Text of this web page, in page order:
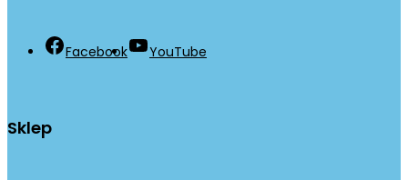
Facebook YouTube
Sklep